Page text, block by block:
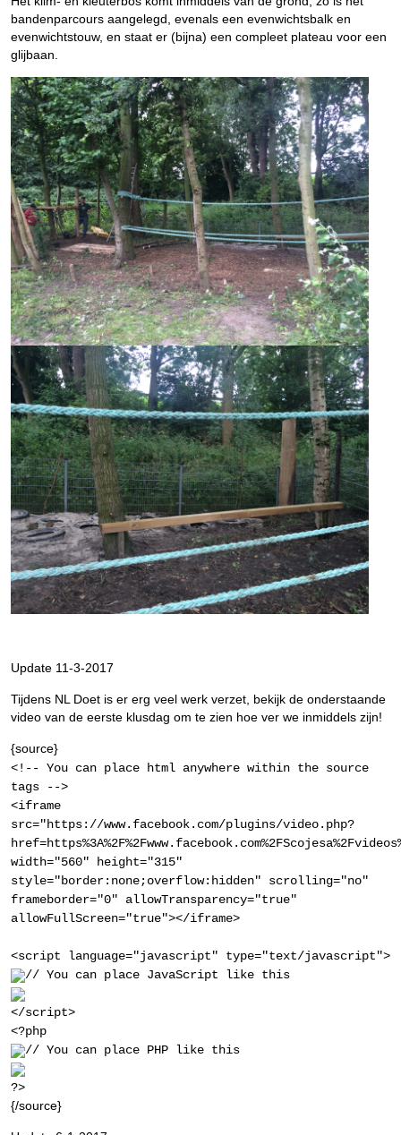
bandenparcours aangelegd, evenals een evenwichtsbalk en
evenwichtstouw, en staat er (bijna) een compleet plateau voor een
glijbaan.
Update 11-3-2017
Tijdens NL Doet is er erg veel werk verzet, bekijk de onderstaande
video van de eerste klusdag om te zien hoe ver we inmiddels zijn!
{source}
<!-- You can place html anywhere within the source
tags -->
<iframe
src="https://www.facebook.com/plugins/video.php?
width="560" height="315"
style="border:none;overflow:hidden" scrolling="no"
frameborder="0" allowTransparency="true"
allowFullScreen="true"></iframe>
<script language="javascript" type="text/javascript">
// You can place JavaScript like this
</script>
<?php
// You can place PHP like this
?>
{/source}